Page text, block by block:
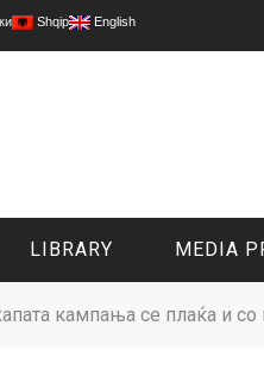
Shqip English
LIBRARY MEDIA
кампања се плаќа и со